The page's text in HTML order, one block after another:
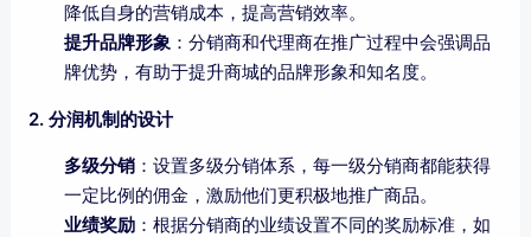
降低自身的营销成本，提高营销效率。
提升品牌形象：分销商和代理商在推广过程中会强调品
牌优势，有助于提升商城的品牌形象和知名度。
2. 分润机制的设计
多级分销：设置多级分销体系，每一级分销商都能获得
一定比例的佣金，激励他们更积极地推广商品。
业绩奖励：根据分销商的业绩设置不同的奖励标准，如